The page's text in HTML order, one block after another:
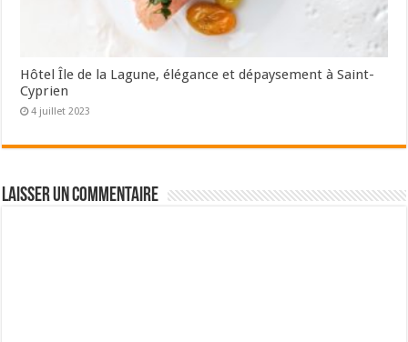
Hôtel Île de la Lagune, élégance et dépaysement à Saint-
Cyprien
4 juillet 2023
Laisser un commentaire